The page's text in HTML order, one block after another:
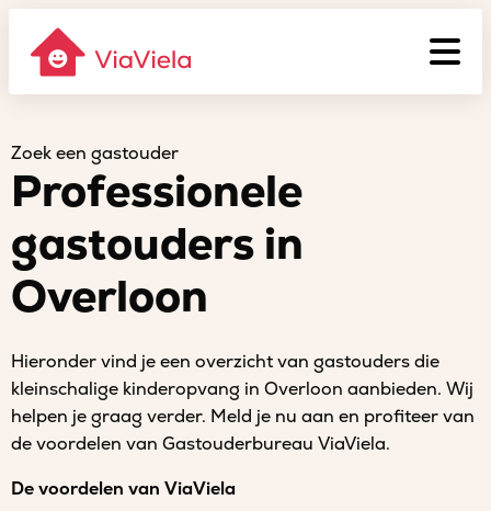
Zoek een gastouder
Professionele
gastouders in
Overloon
Hieronder vind je een overzicht van gastouders die
kleinschalige kinderopvang in Overloon aanbieden. Wij
helpen je graag verder. Meld je nu aan en profiteer van
de voordelen van Gastouderbureau ViaViela.
De voordelen van ViaViela